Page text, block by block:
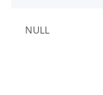
NULL